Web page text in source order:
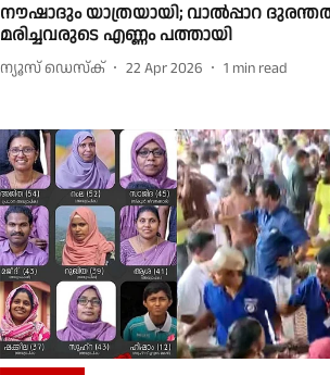
നൗഷാദും യാത്രയായി; വാല്‍പ്പാറ
മരിച്ചവരുടെ എണ്ണം പത്തായി
ന്യൂസ് ഡെസ്ക് 22 Apr 2026 1 min read